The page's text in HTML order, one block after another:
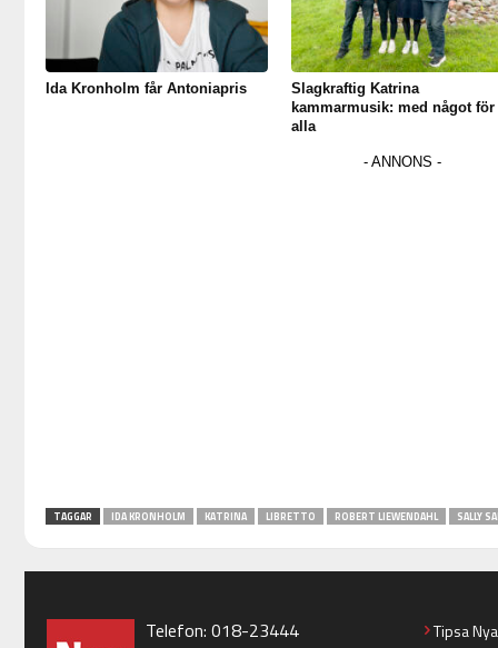
Ida Kronholm får Antoniapris
Slagkraftig Katrina
kammarmusik: med något för
alla
TAGGAR IDA KRONHOLM KATRINA LIBRETTO ROBERT LIEWENDAHL SALLY
Telefon: 018-23444
Tipsa